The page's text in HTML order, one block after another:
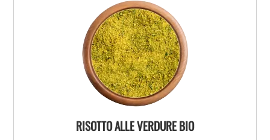
RISOTTO ALLE VERDURE BIO